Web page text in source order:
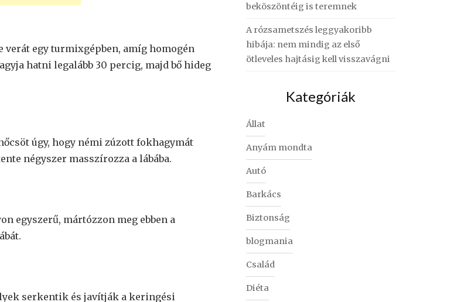
verát egy turmixgépben, amíg homogén
hatni legalább 30 percig, majd bő hideg
úgy, hogy némi zúzott fokhagymát
négyszer masszírozza a lábába.
egyszerű, mártózzon meg ebben a
serkentik és javítják a keringési
beköszöntéig is teremnek
A rózsametszés leggyakoribb
hibája: nem mindig az első
ötleveles hajtásig kell visszavágni
Kategóriák
Állat
Anyám mondta
Autó
Barkács
Biztonság
blogmania
Család
Diéta